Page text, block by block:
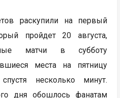
раскупили на первый
пройдет 20 августа,
матчи в субботу
места на пятницу
несколько минут.
дня обошлось фанатам